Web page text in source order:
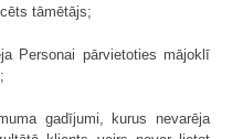
tāmētājs;
Personai pārvietoties mājoklī
gadījumi, kurus nevarēja